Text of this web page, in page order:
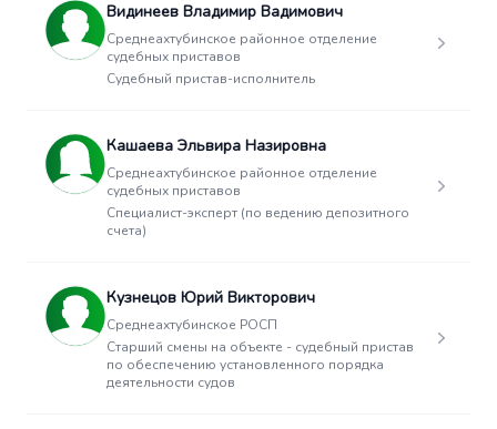
Видинеев Владимир Вадимович
Среднеахтубинское районное отделение
судебных приставов
Судебный пристав-исполнитель
Кашаева Эльвира Назировна
Среднеахтубинское районное отделение
судебных приставов
Специалист-эксперт (по ведению депозитного
счета)
Кузнецов Юрий Викторович
Среднеахтубинское РОСП
Старший смены на объекте - судебный пристав
по обеспечению установленного порядка
деятельности судов